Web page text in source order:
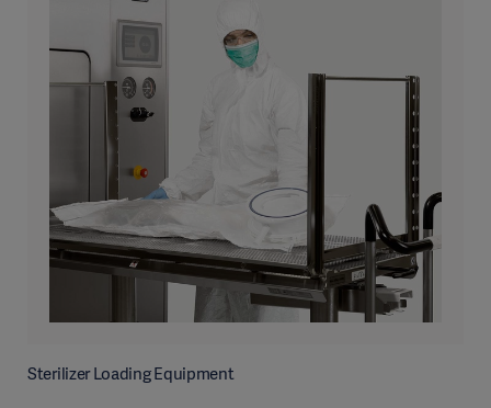
Sterilizer Loading Equipment